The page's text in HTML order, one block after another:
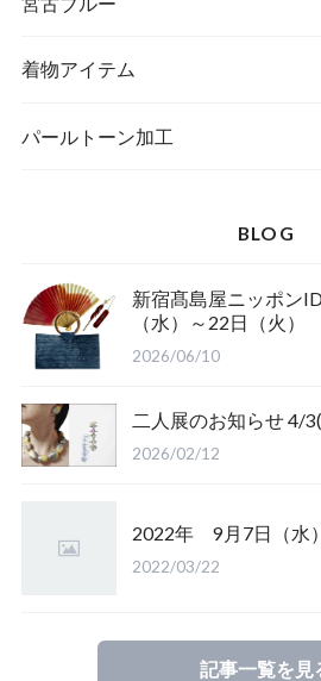
ブローチ
メッセージカード
一筆箋
ハンドメイドキット
着物アイテム
パールトーン加工
BLOG
新宿髙島屋ニッポン
（水）～22日（火）
2026/06/10
二人展
2026/02/12
2022年 9月7日（水
2022/03/22
記事一覧を見